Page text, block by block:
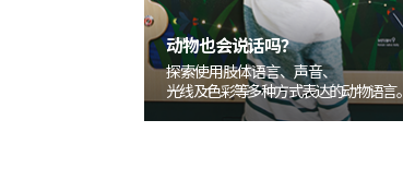
动物也会说话吗？
探索使用肢体语言、声音、
光线及色彩等多种方式表达的动物语言。